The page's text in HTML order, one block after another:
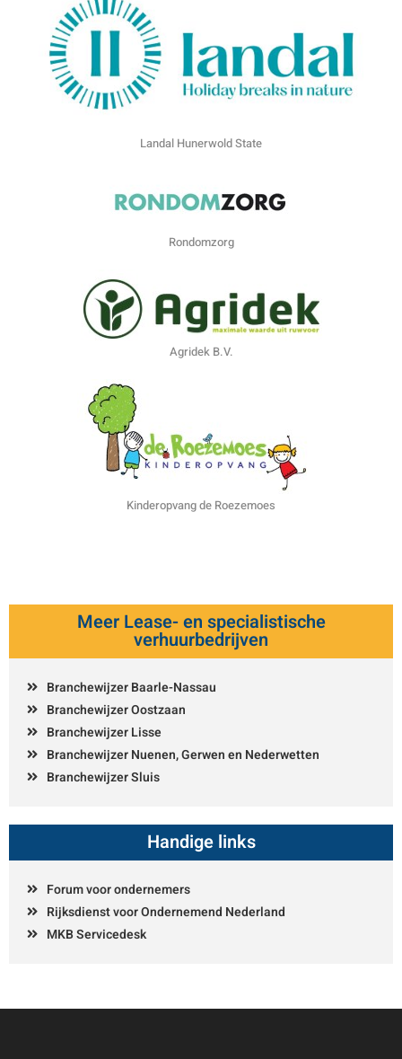
Landal Hunerwold State
Rondomzorg
Agridek B.V.
Kinderopvang de Roezemoes
Meer Lease- en specialistische
verhuurbedrijven
Branchewijzer Baarle-Nassau
Branchewijzer Oostzaan
Branchewijzer Lisse
Branchewijzer Nuenen, Gerwen en Nederwetten
Branchewijzer Sluis
Handige links
Forum voor ondernemers
Rijksdienst voor Ondernemend Nederland
MKB Servicedesk